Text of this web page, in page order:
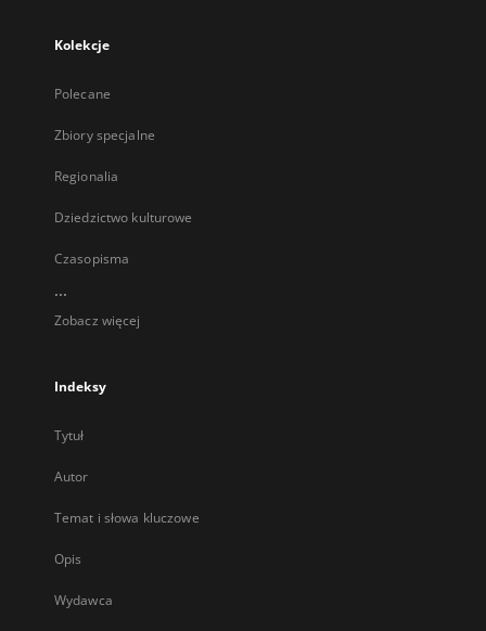
Kolekcje
Polecane
Zbiory specjalne
Regionalia
Dziedzictwo kulturowe
Czasopisma
...
Zobacz więcej
Indeksy
Tytuł
Autor
Temat i słowa kluczowe
Opis
Wydawca